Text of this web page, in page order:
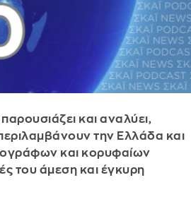
και αναλύει,
περιλαμβάνουν την Ελλάδα και
και κορυφαίων
του άμεση και έγκυρη